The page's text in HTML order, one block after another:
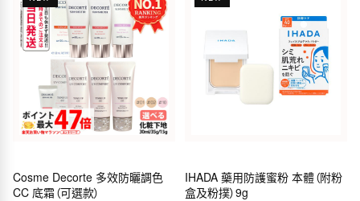
Cosme Decorte 多效防曬調色
CC 底霜（可選款）
IHADA 藥用防護蜜粉 本體（附粉
盒及粉撲）9g